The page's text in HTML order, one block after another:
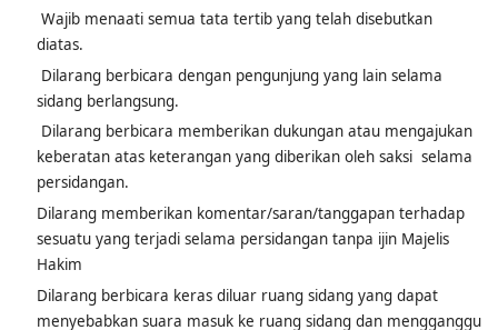
disebutkan diatas.
Wajib menaati semua tata tertib yang telah disebutkan
diatas.
Dilarang berbicara dengan pengunjung yang lain selama
sidang berlangsung.
Dilarang berbicara memberikan dukungan atau mengajukan
keberatan atas keterangan yang diberikan oleh saksi selama
persidangan.
Dilarang memberikan komentar/saran/tanggapan terhadap
sesuatu yang terjadi selama persidangan tanpa ijin Majelis
Hakim
Dilarang berbicara keras diluar ruang sidang yang dapat